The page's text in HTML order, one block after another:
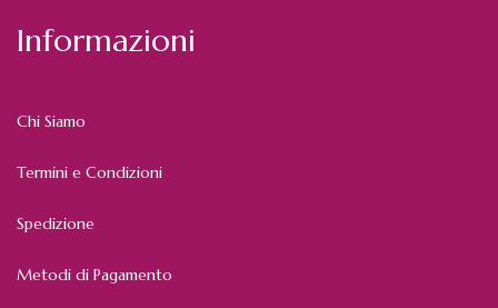
Informazioni
Chi Siamo
Termini e Condizioni
Spedizione
Metodi di Pagamento